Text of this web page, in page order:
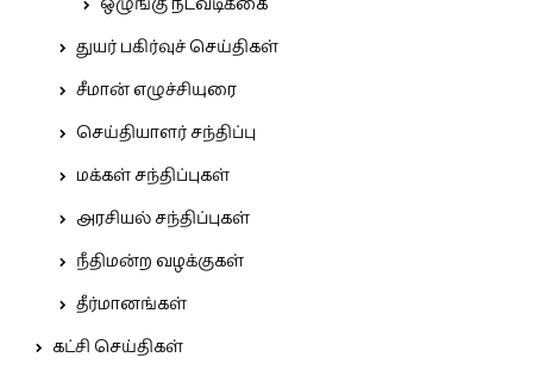
துயர் பகிர்வுச் செய்திகள்
சீமான் எழுச்சியுரை
செய்தியாளர் சந்திப்பு
மக்கள் சந்திப்புகள்
அரசியல் சந்திப்புகள்
நீதிமன்ற வழக்குகள்
தீர்மானங்கள்
கட்சி செய்திகள்